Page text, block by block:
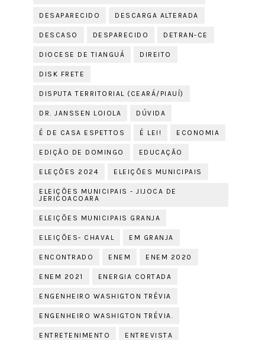
DESAPARECIDO DESCARGA ALTERADA
DESCASO DESPARECIDO DETRAN-CE
DIOCESE DE TIANGUÁ DIREITO
DISK FRETE
DISPUTA TERRITORIAL (CEARÁ/PIAUÍ)
DR. JANSSEN LOIOLA DÚVIDA
É DE CASA ESPETTOS É LEI! ECONOMIA
EDIÇÃO DE DOMINGO EDUCAÇÃO
ELEÇÕES 2024 ELEIÇÕES MUNICIPAIS
ELEIÇÕES MUNICIPAIS - JIJOCA DE
JERICOACOARA
ELEIÇÕES MUNICIPAIS GRANJA
ELEIÇÕES- CHAVAL EM GRANJA
ENCONTRADO ENEM ENEM 2020
ENEM 2021 ENERGIA CORTADA
ENGENHEIRO WASHIGTON TRÉVIA
ENGENHEIRO WASHIGTON TRÉVIA.
ENTRETENIMENTO ENTREVISTA